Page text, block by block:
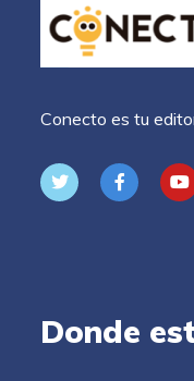
Conecto es tu
Donde